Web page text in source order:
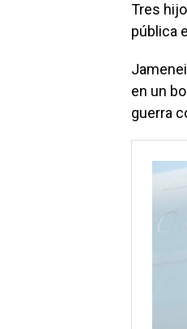
Tres
pública
en un
guerra